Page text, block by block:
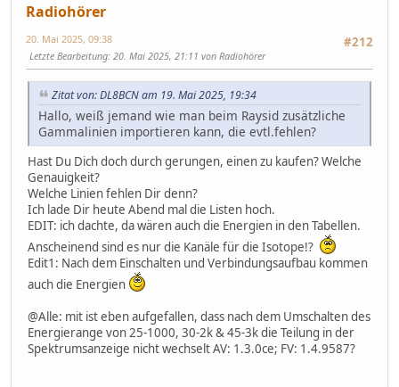
Radiohörer
#212
20. Mai 2025, 09:38
Letzte Bearbeitung: 20. Mai 2025, 21:11 von Radiohörer
Zitat von: DL8BCN am 19. Mai 2025, 19:34
Hallo, weiß jemand wie man beim Raysid zusätzliche
Gammalinien importieren kann, die evtl.fehlen?
Hast Du Dich doch durch gerungen, einen zu kaufen? Welche
Genauigkeit?
Welche Linien fehlen Dir denn?
Ich lade Dir heute Abend mal die Listen hoch.
EDIT: ich dachte, da wären auch die Energien in den Tabellen.
Anscheinend sind es nur die Kanäle für die Isotope!?
Edit1: Nach dem Einschalten und Verbindungsaufbau kommen
auch die Energien
@Alle: mit ist eben aufgefallen, dass nach dem Umschalten des
Energierange von 25-1000, 30-2k & 45-3k die Teilung in der
Spektrumsanzeige nicht wechselt AV: 1.3.0ce; FV: 1.4.9587?